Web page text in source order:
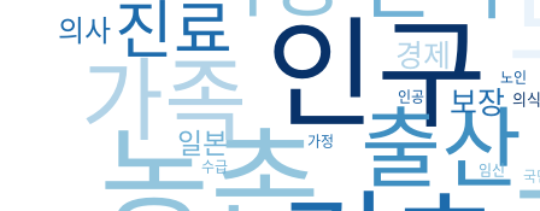
인구
가족 출산
진료
보장
경제
의사
일본
의식
가정
노인
국
수급 임신
인공